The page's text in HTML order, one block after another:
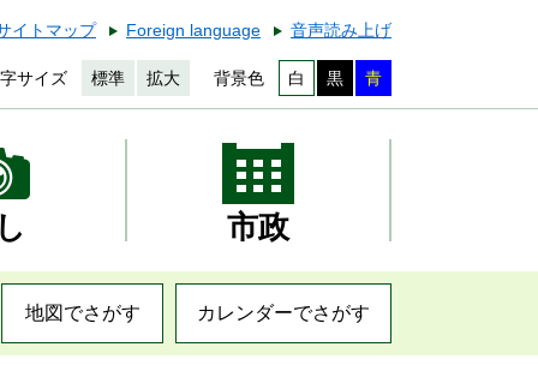
イトマップ Foreign language 音声読み上げ
サイズ 標準 拡大 背景色 白 黒 青
市政
地図でさがす カレンダーでさがす